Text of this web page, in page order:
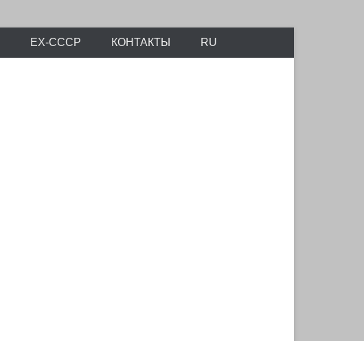
EX-СССР КОНТАКТЫ RU